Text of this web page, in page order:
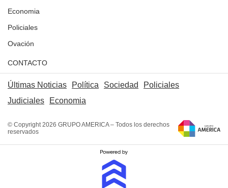
Economia
Policiales
Ovación
CONTACTO
Últimas Noticias Política Sociedad
Policiales
Judiciales
Economia
© Copyright 2026 GRUPO AMERICA – Todos los derechos
reservados